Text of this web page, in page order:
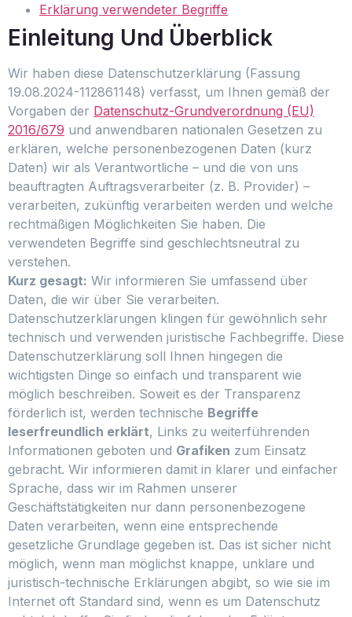
Erklärung verwendeter Begriffe
Einleitung Und Überblick
Wir haben diese Datenschutzerklärung (Fassung
19.08.2024-112861148) verfasst, um Ihnen gemäß der
Vorgaben der Datenschutz-Grundverordnung (EU)
2016/679 und anwendbaren nationalen Gesetzen zu
erklären, welche personenbezogenen Daten (kurz
Daten) wir als Verantwortliche – und die von uns
beauftragten Auftragsverarbeiter (z. B. Provider) –
verarbeiten, zukünftig verarbeiten werden und welche
rechtmäßigen Möglichkeiten Sie haben. Die
verwendeten Begriffe sind geschlechtsneutral zu
verstehen.
Kurz gesagt: Wir informieren Sie umfassend über
Daten, die wir über Sie verarbeiten.
Datenschutzerklärungen klingen für gewöhnlich sehr
technisch und verwenden juristische Fachbegriffe. Diese
Datenschutzerklärung soll Ihnen hingegen die
wichtigsten Dinge so einfach und transparent wie
möglich beschreiben. Soweit es der Transparenz
förderlich ist, werden technische Begriffe
leserfreundlich erklärt, Links zu weiterführenden
Informationen geboten und Grafiken zum Einsatz
gebracht. Wir informieren damit in klarer und einfacher
Sprache, dass wir im Rahmen unserer
Geschäftstätigkeiten nur dann personenbezogene
Daten verarbeiten, wenn eine entsprechende
gesetzliche Grundlage gegeben ist. Das ist sicher nicht
möglich, wenn man möglichst knappe, unklare und
juristisch-technische Erklärungen abgibt, so wie sie im
Internet oft Standard sind, wenn es um Datenschutz